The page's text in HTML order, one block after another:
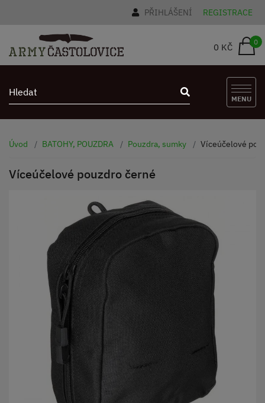
PŘIHLÁŠENÍ REGISTRACE
0 KČ 0
MENU
Úvod BATOHY, POUZDRA Pouzdra, sumky Víceúčelové
Víceúčelové pouzdro černé